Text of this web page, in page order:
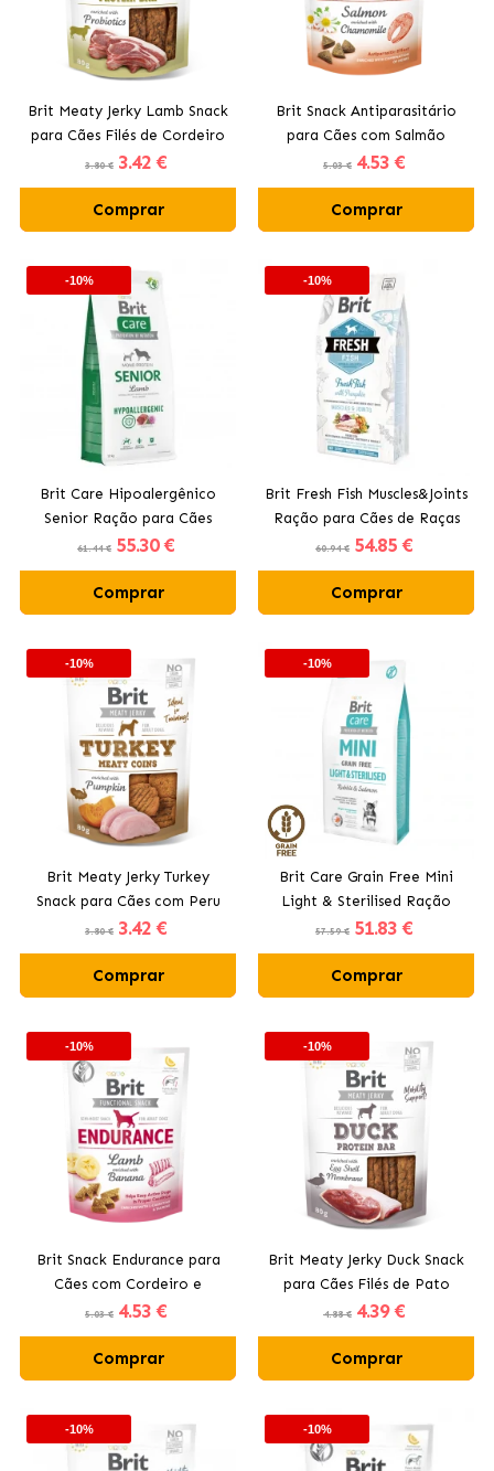
Brit Meaty Jerky Lamb Snack
para Cães Filés de Cordeiro
3.80 € 3.42 €
Comprar
Brit Snack Antiparasitário
para Cães com Salmão
5.03 € 4.53 €
Comprar
-10%
Brit Care Hipoalergênico
Senior Ração para Cães
Idosos com Cordeiro
61.44 € 55.30 €
Comprar
-10%
Brit Fresh Fish Muscles&Joints
Ração para Cães de Raças
Grandes com Peixe
60.94 € 54.85 €
Comprar
-10%
Brit Meaty Jerky Turkey
Snack para Cães com Peru
3.80 € 3.42 €
Comprar
-10%
Brit Care Grain Free Mini
Light & Sterilised Ração
para Cães de Raças
Pequenas
57.59 € 51.83 €
Comprar
-10%
Brit Snack Endurance para
Cães com Cordeiro e
Banana
5.03 € 4.53 €
Comprar
-10%
Brit Meaty Jerky Duck Snack
para Cães Filés de Pato
4.88 € 4.39 €
Comprar
-10% -10%